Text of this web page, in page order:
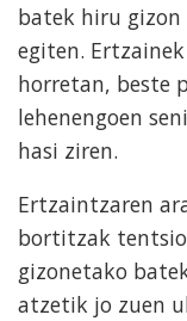
batek hiru gizon
egiten.
horretan, beste
lehenengoen
hasi ziren.
Ertzaintzaren
bortitzak
gizonetako
atzetik jo zuen